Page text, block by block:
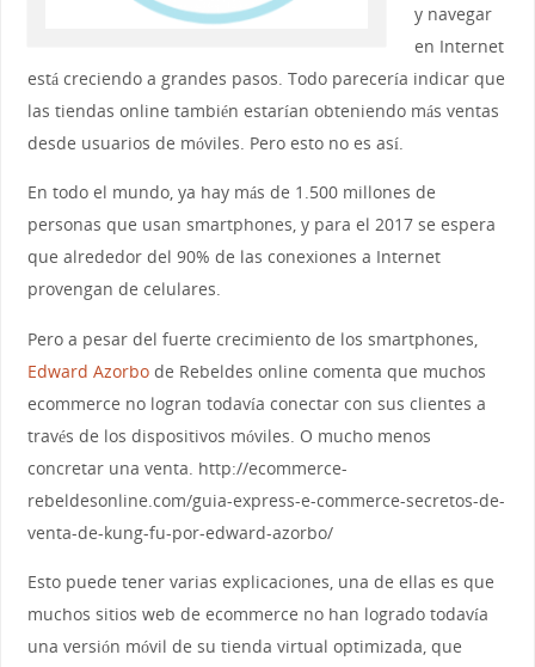
y navegar
en Internet
está creciendo a grandes pasos. Todo parecería indicar que
las tiendas online también estarían obteniendo más ventas
desde usuarios de móviles. Pero esto no es así.
En todo el mundo, ya hay más de 1.500 millones de
personas que usan smartphones, y para el 2017 se espera
que alrededor del 90% de las conexiones a Internet
provengan de celulares.
Pero a pesar del fuerte crecimiento de los smartphones,
Edward Azorbode Rebeldes online comenta que muchos
ecommerce no logran todavía conectar con sus clientes a
través de los dispositivos móviles. O mucho menos
concretar una venta. http://ecommerce-
rebeldesonline.com/guia-express-e-commerce-secretos-de-
venta-de-kung-fu-por-edward-azorbo/
Esto puede tener varias explicaciones, una de ellas es que
muchos sitios web de ecommerce no han logrado todavía
una versión móvil de su tienda virtual optimizada, que